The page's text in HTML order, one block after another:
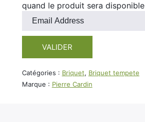
quand le produit sera disponible
Entrez
adresse
mail
pour
rejoindre
VALIDER
Catégories : Briquet, Briquet tempete
Marque : Pierre Cardin
100ml